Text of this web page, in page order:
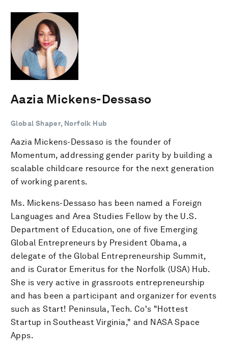
Aazia Mickens-Dessaso
Global Shaper, Norfolk Hub
Aazia Mickens-Dessaso is the founder of
Momentum, addressing gender parity by building a
scalable childcare resource for the next generation
of working parents.
Ms. Mickens-Dessaso has been named a Foreign
Languages and Area Studies Fellow by the U.S.
Department of Education, one of five Emerging
Global Entrepreneurs by President Obama, a
delegate of the Global Entrepreneurship Summit,
and is Curator Emeritus for the Norfolk (USA) Hub.
She is very active in grassroots entrepreneurship
and has been a participant and organizer for events
such as Start! Peninsula, Tech. Co's "Hottest
Startup in Southeast Virginia," and NASA Space
Apps.